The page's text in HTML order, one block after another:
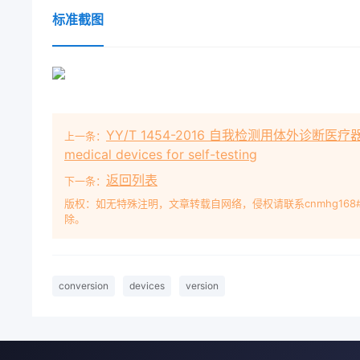
标准截图
上一条： YY/T 1454-2016 自我检测用体外诊断医
medical devices for self-testing
下一条： 返回列表
版权：如无特殊注明，文章转载自网络，侵权请联系
除。
conversion devices version